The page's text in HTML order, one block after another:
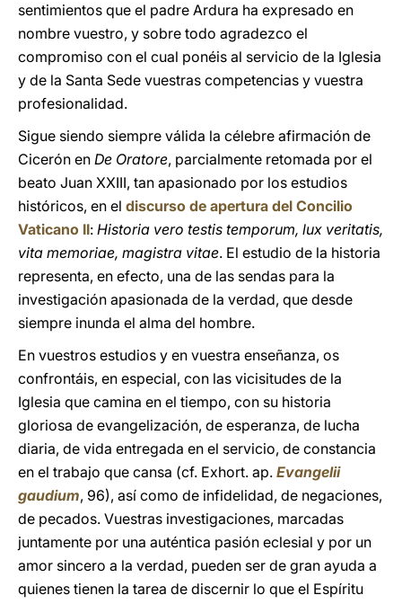
sentimientos que el padre Ardura ha expresado en
nombre vuestro, y sobre todo agradezco el
compromiso con el cual ponéis al servicio de la Iglesia
y de la Santa Sede vuestras competencias y vuestra
profesionalidad.
Sigue siendo siempre válida la célebre afirmación de
Cicerón en De Oratore, parcialmente retomada por el
beato Juan XXIII, tan apasionado por los estudios
históricos, en el discurso de apertura del Concilio
Vaticano II: Historia vero testis temporum, lux veritatis,
vita memoriae, magistra vitae. El estudio de la historia
representa, en efecto, una de las sendas para la
investigación apasionada de la verdad, que desde
siempre inunda el alma del hombre.
En vuestros estudios y en vuestra enseñanza, os
confrontáis, en especial, con las vicisitudes de la
Iglesia que camina en el tiempo, con su historia
gloriosa de evangelización, de esperanza, de lucha
diaria, de vida entregada en el servicio, de constancia
en el trabajo que cansa (cf. Exhort. ap. Evangelii
gaudium, 96), así como de infidelidad, de negaciones,
de pecados. Vuestras investigaciones, marcadas
juntamente por una auténtica pasión eclesial y por un
amor sincero a la verdad, pueden ser de gran ayuda a
quienes tienen la tarea de discernir lo que el Espíritu